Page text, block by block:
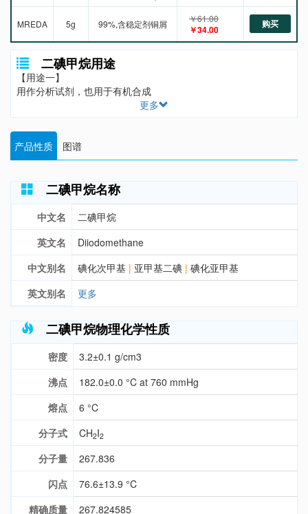
MREDA 5g 99%,含稳定剂铜屑 ￥61.00
￥34.00 购买
二碘甲烷用途
【用途一】
用作分析试剂，也用于有机合成
更多
产品性质 图谱
二碘甲烷名称
中文名
二碘甲烷
英文名
Diiodomethane
中文别名
碘化次甲基 | 亚甲基二碘 | 碘化亚甲基
英文别名
更多
二碘甲烷物理化学性质
密度
3.2±0.1 g/cm3
沸点
182.0±0.0 °C at 760 mmHg
熔点
6 °C
分子式
CH2I2
分子量
267.836
闪点
76.6±13.9 °C
精确质量
267.824585